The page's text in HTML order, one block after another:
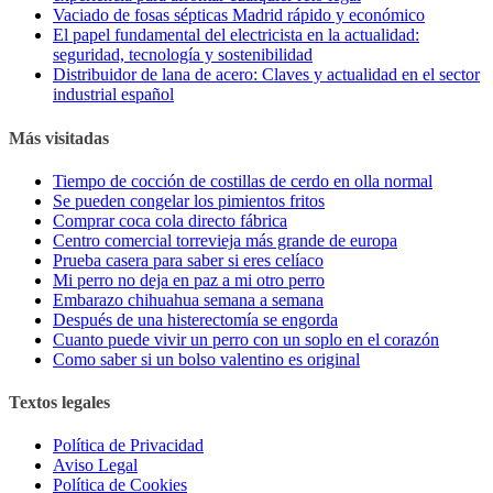
Vaciado de fosas sépticas Madrid rápido y económico
El papel fundamental del electricista en la actualidad:
seguridad, tecnología y sostenibilidad
Distribuidor de lana de acero: Claves y actualidad en el sector
industrial español
Más visitadas
Tiempo de cocción de costillas de cerdo en olla normal
Se pueden congelar los pimientos fritos
Comprar coca cola directo fábrica
Centro comercial torrevieja más grande de europa
Prueba casera para saber si eres celíaco
Mi perro no deja en paz a mi otro perro
Embarazo chihuahua semana a semana
Después de una histerectomía se engorda
Cuanto puede vivir un perro con un soplo en el corazón
Como saber si un bolso valentino es original
Textos legales
Política de Privacidad
Aviso Legal
Política de Cookies